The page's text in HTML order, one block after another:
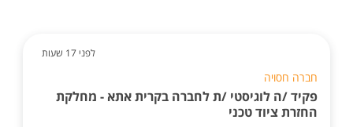
לפני 17 שעות
חברה חסויה
פקיד /ה לוגיסטי /ת לחברה בקרית אתא - מחלקת
החזרת ציוד טכני